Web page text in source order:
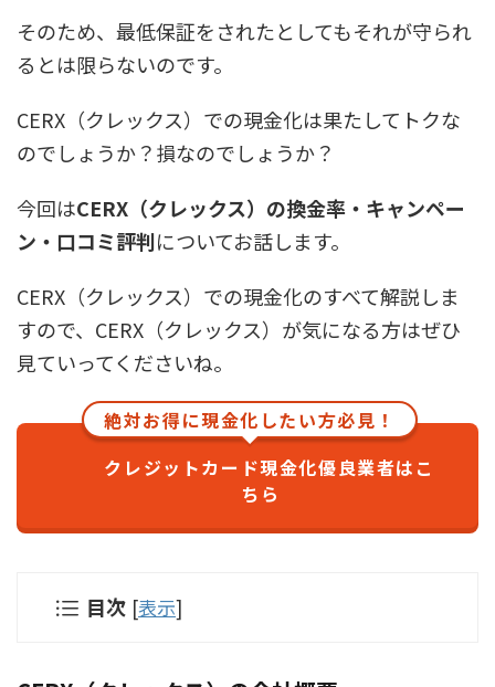
そのため、最低保証をされたとしてもそれが守られ
るとは限らないのです。
CERX（クレックス）での現金化は果たしてトクな
のでしょうか？損なのでしょうか？
今回はCERX（クレックス）の換金率・キャンペー
ン・口コミ評判についてお話します。
CERX（クレックス）での現金化のすべて解説しま
すので、CERX（クレックス）が気になる方はぜひ
見ていってくださいね。
絶対お得に現金化したい方必見！
クレジットカード現金化優良業者はこ
ちら
目次 [表示]